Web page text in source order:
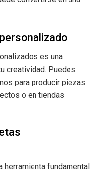
es una
creatividad. Puedes
para producir piezas
o en tiendas
herramienta fundamental